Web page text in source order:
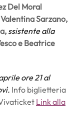
Del Moral
Sarzano,
ssistente alla
e Beatrice
ore 21 al
Info biglietteria
Link alla